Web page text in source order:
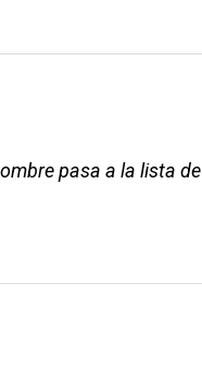
pasa a la lista de